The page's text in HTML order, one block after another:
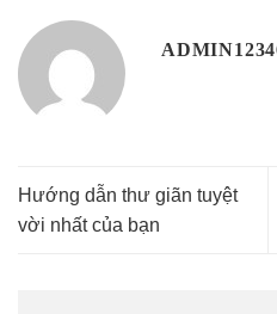
Hướng dẫn thư giãn tuyệt
vời nhất của bạn